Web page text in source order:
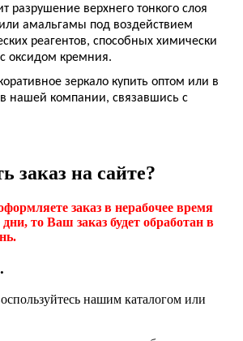
разрушение верхнего тонкого слоя
или амальгамы под воздействием
реагентов, способных химически
оксидом кремния.
зеркало купить оптом или в
нашей компании, связавшись с
заказ на сайте?
заказ в нерабочее время
то Ваш заказ будет обработан в
нашим каталогом или